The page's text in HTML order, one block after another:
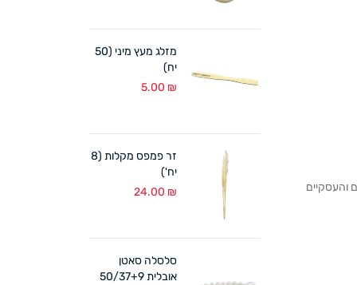
הפרטיים והעסקיים
מזלג מעץ מיני (50
יח)
5.00 ₪
זר פמפס מקלות (8
יח')
24.00 ₪
סלסלה סאטן
אובלית 50/37+9